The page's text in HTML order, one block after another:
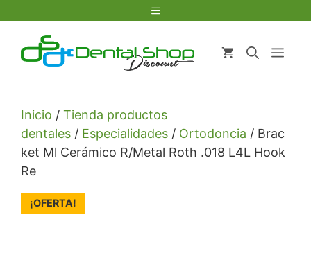
contenido
Menú
Inicio / Tienda productos
dentales / Especialidades / Ortodoncia / Brac
ket Ml Cerámico R/Metal Roth .018 L4L Hook
Re
¡OFERTA!